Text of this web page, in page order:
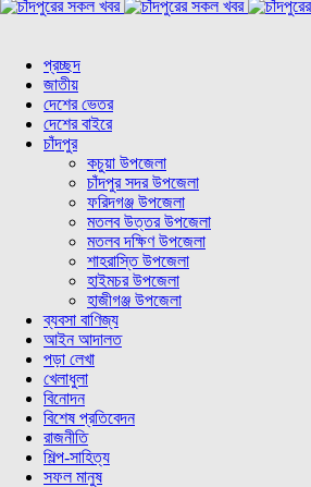
প্রচ্ছদ
জাতীয়
দেশের ভেতর
দেশের বাইরে
চাঁদপুর
কচুয়া উপজেলা
চাঁদপুর সদর উপজেলা
ফরিদগঞ্জ উপজেলা
মতলব উত্তর উপজেলা
মতলব দক্ষিণ উপজেলা
শাহরাস্তি উপজেলা
হাইমচর উপজেলা
হাজীগঞ্জ উপজেলা
ব্যবসা বাণিজ্য
আইন আদালত
পড়া লেখা
খেলাধুলা
বিনোদন
বিশেষ প্রতিবেদন
রাজনীতি
শিল্প-সাহিত্য
সফল মানুষ